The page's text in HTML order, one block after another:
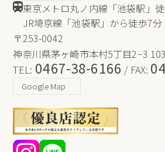
東京メトロ丸ノ内線「池袋駅」
JR埼京線「池袋駅」から徒歩7分
〒253-0042
神奈川県茅ヶ崎市本村5丁目2−3 103
TEL: 0467-38-6166 / FAX:
Google Map